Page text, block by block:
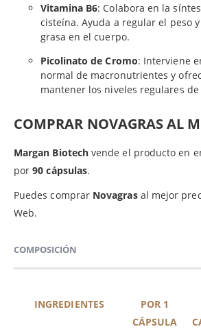
Vitamina B6: Colabora en la
cisteína. Ayuda a regular el peso
grasa en el cuerpo.
Picolinato de Cromo: Interviene
normal de macronutrientes y
mantener los niveles regulares de
COMPRAR NOVAGRAS AL
Margan Biotechvende el producto en
por90 cápsulas.
Puedes comprar Novagras al mejor
Web.
COMPOSICIÓN
INGREDIENTES
POR 1
CÁPSULA